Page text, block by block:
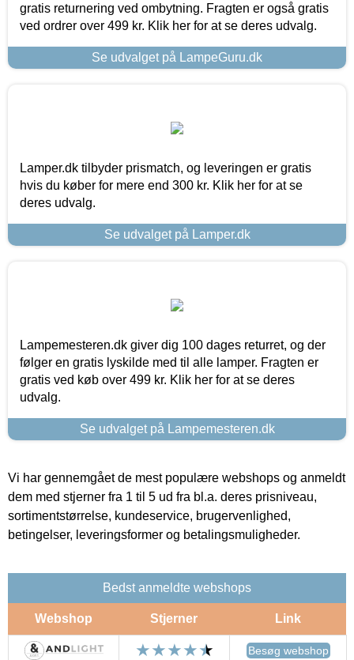
gratis returnering ved ombytning. Fragten er også gratis
ved ordrer over 499 kr. Klik her for at se deres udvalg.
Se udvalget på LampeGuru.dk
Lamper.dk tilbyder prismatch, og leveringen er gratis
hvis du køber for mere end 300 kr. Klik her for at se
deres udvalg.
Se udvalget på Lamper.dk
Lampemesteren.dk giver dig 100 dages returret, og der
følger en gratis lyskilde med til alle lamper. Fragten er
gratis ved køb over 499 kr. Klik her for at se deres
udvalg.
Se udvalget på Lampemesteren.dk
Vi har gennemgået de mest populære webshops og anmeldt
dem med stjerner fra 1 til 5 ud fra bl.a. deres prisniveau,
sortimentstørrelse, kundeservice, brugervenlighed,
betingelser, leveringsformer og betalingsmuligheder.
Bedst anmeldte webshops
Webshop Stjerner Link
Besøg webshop